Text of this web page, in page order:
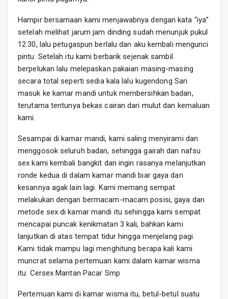
Hampir bersamaan kami menjawabnya dengan kata “iya”
setelah melihat jarum jam dinding sudah menunjuk pukul
12.30, lalu petugaspun berlalu dan aku kembali mengunci
pintu. Setelah itu kami berbarik sejenak sambil
berpelukan lalu melepaskan pakaian masing-masing
secara total seperti sedia kala lalu kugendong Sari
masuk ke kamar mandi untuk membersihkan badan,
terutama tentunya bekas cairan dari mulut dan kemaluan
kami.
Sesampai di kamar mandi, kami saling menyirami dan
menggosok seluruh badan, sehingga gairah dan nafsu
sex kami kembali bangkit dan ingin rasanya melanjutkan
ronde kedua di dalam kamar mandi biar gaya dan
kesannya agak lain lagi. Kami memang sempat
melakukan dengan bermacam-macam posisi, gaya dan
metode sex di kamar mandi itu sehingga kami sempat
mencapai puncak kenikmatan 3 kali, bahkan kami
lanjutkan di atas tempat tidur hingga menjelang pagi.
Kami tidak mampu lagi menghitung berapa kali kami
muncrat selama pertemuan kami dalam kamar wisma
itu. Cersex Mantan Pacar Smp
Pertemuan kami di kamar wisma itu, betul-betul suatu